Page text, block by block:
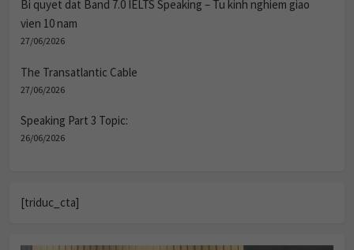
Bi quyet dat Band 7.0 IELTS Speaking – Tu kinh nghiem giao
vien 10 nam
27/06/2026
The Transatlantic Cable
27/06/2026
Speaking Part 3 Topic:
26/06/2026
[triduc_cta]